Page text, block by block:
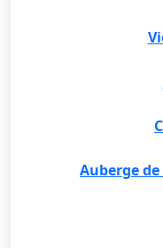
Auberge